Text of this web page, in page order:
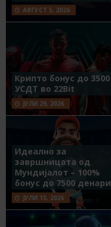
АВГУСТ 5, 2026
Крипто бонус до 3500
УСДТ во 22Bit
ЈУЛИ 29, 2026
Идеално за
завршницата од
Мундијалот – 100%
бонус до 7500 денари
ЈУЛИ 15, 2026